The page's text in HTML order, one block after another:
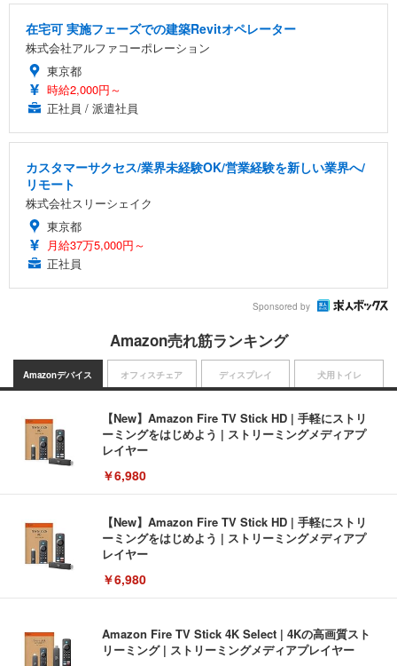
在宅可 実施フェーズでの建築Revitオペレーター
株式会社アルファコーポレーション
東京都
時給2,000円～
正社員 / 派遣社員
カスタマーサクセス/業界未経験OK/営業経験を新しい業界へ/
リモート
株式会社スリーシェイク
東京都
月給37万5,000円～
正社員
Sponsored by
Amazon売れ筋ランキング
Amazonデバイス
【New】Amazon Fire TV Stick HD | 手軽にストリ
ーミングをはじめよう | ストリーミングメディアプ
レイヤー
￥6,980
【New】Amazon Fire TV Stick HD | 手軽にストリ
ーミングをはじめよう | ストリーミングメディアプ
レイヤー
￥6,980
Amazon Fire TV Stick 4K Select | 4Kの高画質スト
リーミング | ストリーミングメディアプレイヤー
オフィスチェア ディスプレイ 犬用トイレ